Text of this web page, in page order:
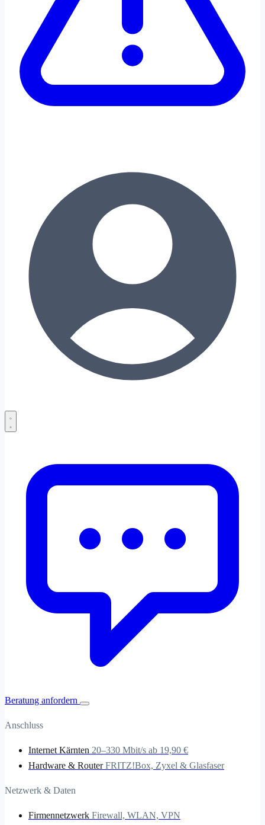
Beratung anfordern
Anschluss
Internet Kärnten 20–330 Mbit/s ab 19,90 €
Hardware & Router FRITZ!Box, Zyxel & Glasfaser
Netzwerk & Daten
Firmennetzwerk Firewall, WLAN, VPN